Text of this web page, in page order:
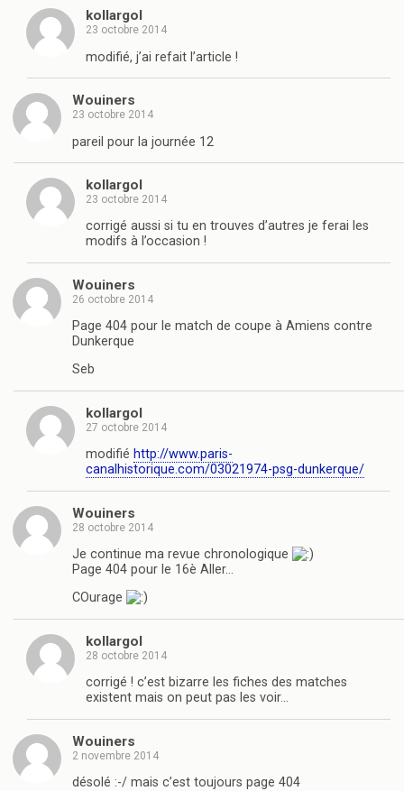
kollargol
23 octobre 2014
modifié, j’ai refait l’article !
Wouiners
23 octobre 2014
pareil pour la journée 12
kollargol
23 octobre 2014
corrigé aussi si tu en trouves d’autres je ferai les
modifs à l’occasion !
Wouiners
26 octobre 2014
Page 404 pour le match de coupe à Amiens contre
Dunkerque
Seb
kollargol
27 octobre 2014
modifié http://www.paris-
canalhistorique.com/03021974-psg-dunkerque/
Wouiners
28 octobre 2014
Je continue ma revue chronologique
Page 404 pour le 16è Aller…
COurage
kollargol
28 octobre 2014
corrigé ! c’est bizarre les fiches des matches
existent mais on peut pas les voir…
Wouiners
2 novembre 2014
désolé :-/ mais c’est toujours page 404